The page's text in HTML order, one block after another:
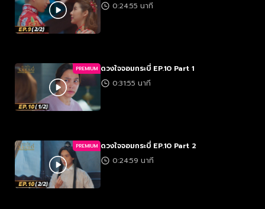
0:24:55 นาที
PREMIUM ดวงใจจอมกระบี่ EP.10 Part 1
0:31:55 นาที
PREMIUM ดวงใจจอมกระบี่ EP.10 Part 2
0:24:59 นาที